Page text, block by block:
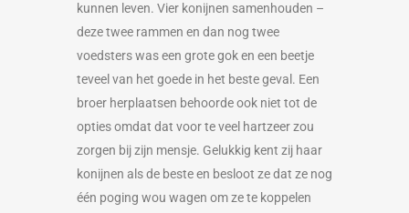
kunnen leven. Vier konijnen samenhouden –
deze twee rammen en dan nog twee
voedsters was een grote gok en een beetje
teveel van het goede in het beste geval. Een
broer herplaatsen behoorde ook niet tot de
opties omdat dat voor te veel hartzeer zou
zorgen bij zijn mensje. Gelukkig kent zij haar
konijnen als de beste en besloot ze dat ze nog
één poging wou wagen om ze te koppelen